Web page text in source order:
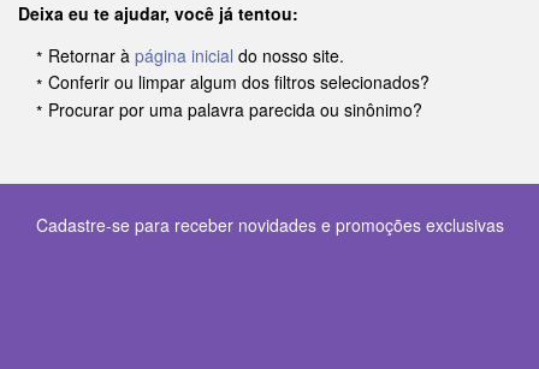
Deixa eu te ajudar, você já tentou:
Retornar àpágina inicial do nosso site.
Conferir ou limpar algum dos filtros selecionados?
Procurar por uma palavra parecida ou sinônimo?
Cadastre-se para receber novidades e promoções exclusivas